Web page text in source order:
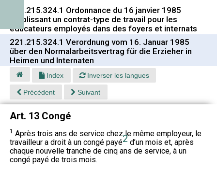
221.215.324.1 Ordonnance du 16 janvier 1985
établissant un contrat-type de travail pour les
éducateurs employés dans des foyers et internats
221.215.324.1 Verordnung vom 16. Januar 1985
über den Normalarbeitsvertrag für die Erzieher in
Heimen und Internaten
Index Inverser les langues
Précédent Suivant
Art. 13 Congé
1 Après trois ans de service chez le même employeur, le
travailleur a droit à un congé payé2 d’un mois et, après
chaque nouvelle tranche de cinq ans de service, à un
congé payé de trois mois.